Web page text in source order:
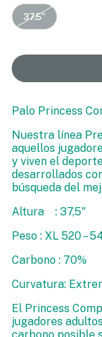
37.5"
Palo Princess
Nuestra línea
aquellos
y viven el
desarrollados
búsqueda del
Altura : 37,5"
Peso : XL 520 –
Carbono : 70%
Curvatura:
El Princess
jugadores